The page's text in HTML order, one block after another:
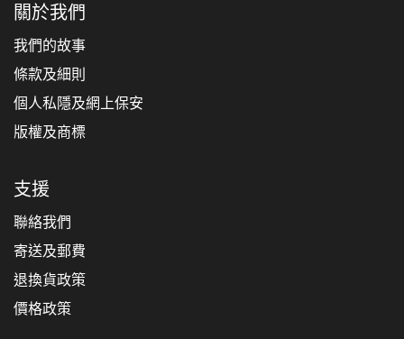
關於我們
我們的故事
條款及細則
個人私隱及網上保安
版權及商標
支援
聯絡我們
寄送及郵費
退換貨政策
價格政策